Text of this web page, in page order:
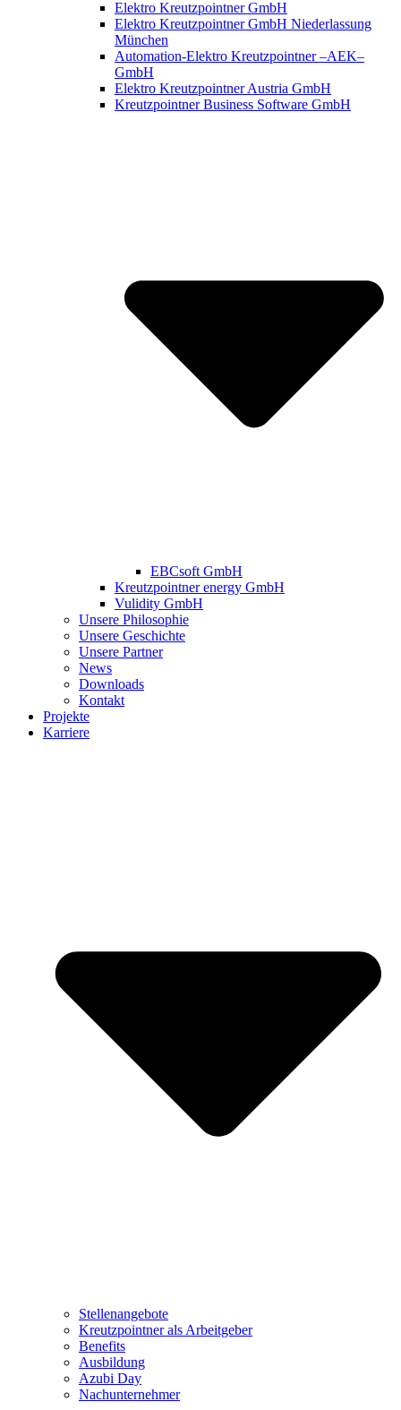
Elektro Kreutzpointner GmbH
Elektro Kreutzpointner GmbH Niederlassung
München
Automation-Elektro Kreutzpointner –AEK–
GmbH
Elektro Kreutzpointner Austria GmbH
Kreutzpointner Business Software GmbH
EBCsoft GmbH
Kreutzpointner energy GmbH
Vulidity GmbH
Unsere Philosophie
Unsere Geschichte
Unsere Partner
News
Downloads
Kontakt
Projekte
Karriere
Stellenangebote
Kreutzpointner als Arbeitgeber
Benefits
Ausbildung
Azubi Day
Nachunternehmer